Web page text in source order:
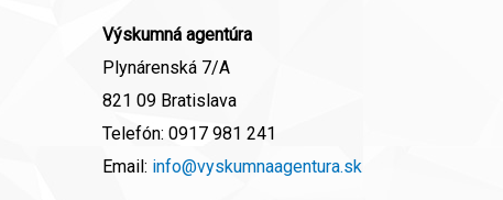
Výskumná agentúra
Plynárenská 7/A
821 09 Bratislava
Telefón: 0917 981 241
Email: info@vyskumnaagentura.sk